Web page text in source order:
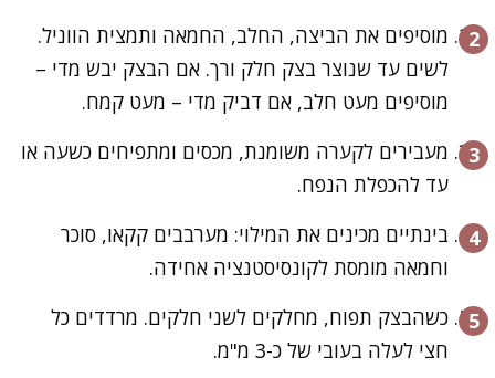
מוסיפים את הביצה, החלב, החמאה ותמצית הווניל.
לשים עד שנוצר בצק חלק ורך. אם הבצק יבש מדי –
מוסיפים מעט חלב, אם דביק מדי – מעט קמח.
מעבירים לקערה משומנת, מכסים ומתפיחים כשעה או
עד להכפלת הנפח.
בינתיים מכינים את המילוי: מערבבים קקאו, סוכר
וחמאה מומסת לקונסיסטנציה אחידה.
כשהבצק תפוח, מחלקים לשני חלקים. מרדדים כל
חצי לעלה בעובי של כ-3 מ"מ.